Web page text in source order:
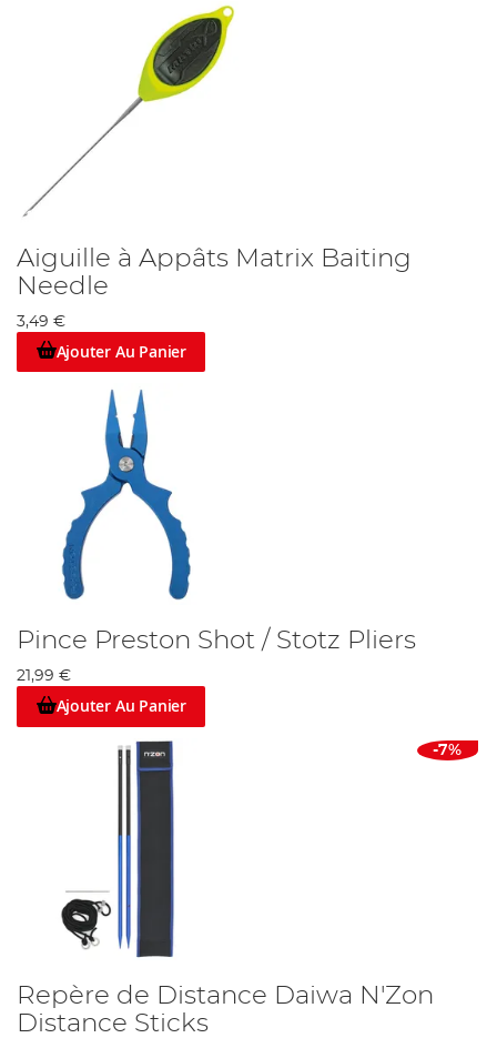
Aiguille à Appâts Matrix Baiting
Needle
3,49 €
Ajouter Au Panier
Pince Preston Shot / Stotz Pliers
21,99 €
Ajouter Au Panier
-7%
Repère de Distance Daiwa N'Zon
Distance Sticks